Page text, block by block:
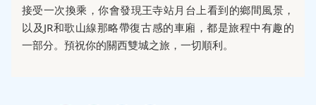
接受一次換乘，你會發現王寺站月台上看到的鄉間風景，
以及JR和歌山線那略帶復古感的車廂，都是旅程中有趣的
一部分。預祝你的關西雙城之旅，一切順利。